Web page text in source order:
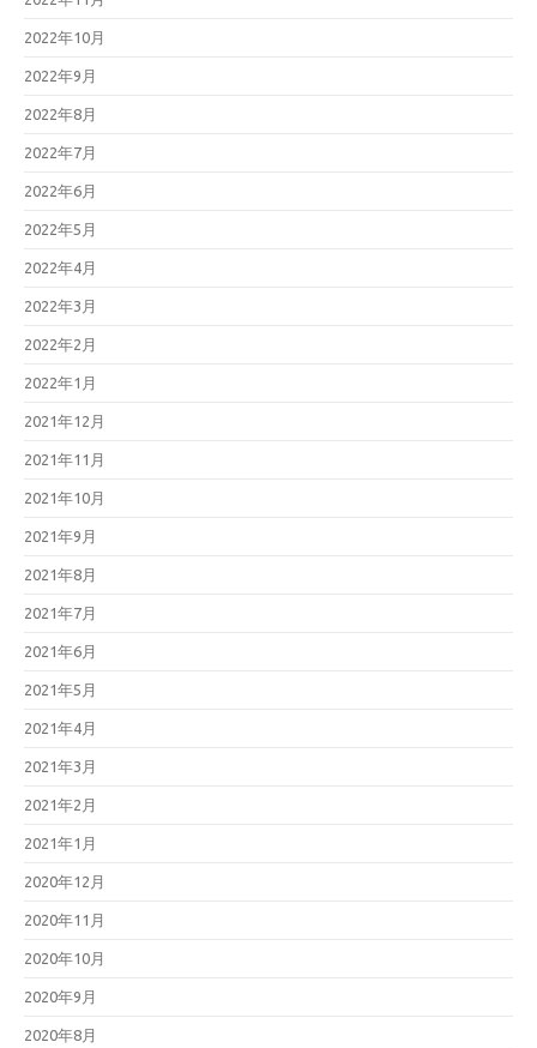
2022年10月
2022年9月
2022年8月
2022年7月
2022年6月
2022年5月
2022年4月
2022年3月
2022年2月
2022年1月
2021年12月
2021年11月
2021年10月
2021年9月
2021年8月
2021年7月
2021年6月
2021年5月
2021年4月
2021年3月
2021年2月
2021年1月
2020年12月
2020年11月
2020年10月
2020年9月
2020年8月